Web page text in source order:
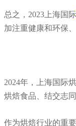
总之，2023上海国际
加注重健康和环保
2024年，上海国际
烘焙食品、结交志
作为烘焙行业的重